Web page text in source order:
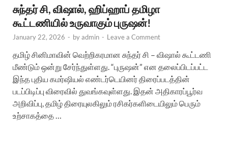
சுந்தர் சி, விஷால், ஹிப்ஹாப் தமிழா
கூட்டணியில் உருவாகும் புருஷன்!
January 22, 2026 - byadmin - Leave a Comment
தமிழ் சினிமாவின் வெற்றிகரமான சுந்தர் சி – விஷால் கூட்டணி
மீண்டும் ஒன்று சேர்ந்துள்ளது. “புருஷன்” என தலைப்பிடப்பட்ட
இந்த புதிய கமர்ஷியல் எண்டர்டெயினர் திரைப்படத்தின்
படப்பிடிப்பு விரைவில் துவங்கவுள்ளது. இதன் அதிகாரப்பூர்வ
அறிவிப்பு, தமிழ் திரையுலகிலும் ரசிகர்களிடையிலும் பெரும்
உற்சாகத்தை …